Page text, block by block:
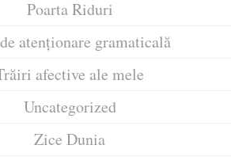
Poarta Riduri
atenționare gramaticală
afective ale mele
Uncategorized
Zice Dunia